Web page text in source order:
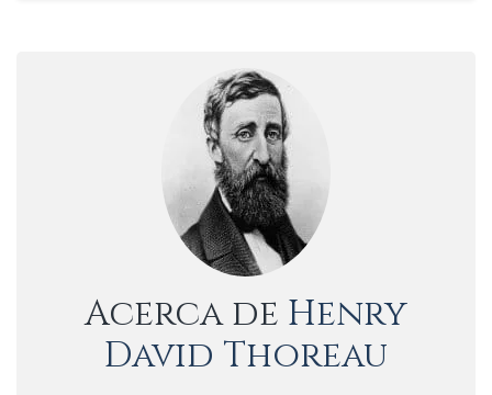
Acerca de Henry
David Thoreau